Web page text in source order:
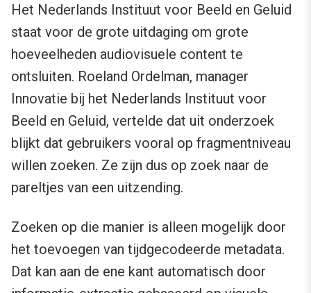
Het Nederlands Instituut voor Beeld en Geluid
staat voor de grote uitdaging om grote
hoeveelheden audiovisuele content te
ontsluiten. Roeland Ordelman, manager
Innovatie bij het Nederlands Instituut voor
Beeld en Geluid, vertelde dat uit onderzoek
blijkt dat gebruikers vooral op fragmentniveau
willen zoeken. Ze zijn dus op zoek naar de
pareltjes van een uitzending.
Zoeken op die manier is alleen mogelijk door
het toevoegen van tijdgecodeerde metadata.
Dat kan aan de ene kant automatisch door